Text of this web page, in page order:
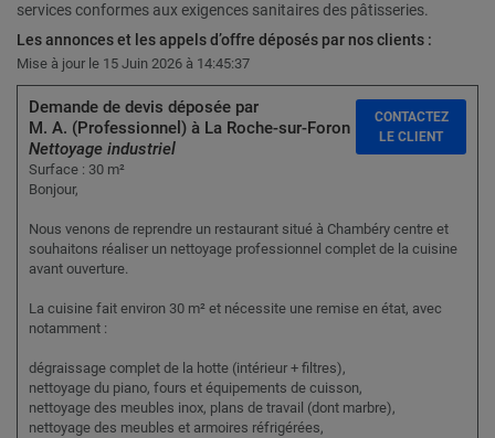
services conformes aux exigences sanitaires des pâtisseries.
Les annonces et les appels d’offre déposés par nos clients :
Mise à jour le 15 Juin 2026 à 14:45:37
Demande de devis déposée par
M. A. (Professionnel) à La Roche-sur-Foron :
Nettoyage industriel
Surface : 30 m²
Bonjour,
Nous venons de reprendre un restaurant situé à Chambéry centre et
souhaitons réaliser un nettoyage professionnel complet de la cuisine
avant ouverture.
La cuisine fait environ 30 m² et nécessite une remise en état, avec
notamment :
dégraissage complet de la hotte (intérieur + filtres),
nettoyage du piano, fours et équipements de cuisson,
nettoyage des meubles inox, plans de travail (dont marbre),
nettoyage des meubles et armoires réfrigérées,
CONTACTEZ
LE CLIENT